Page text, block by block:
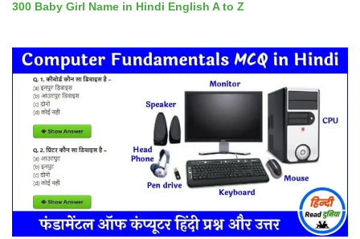
300 Baby Girl Name in Hindi English A to Z